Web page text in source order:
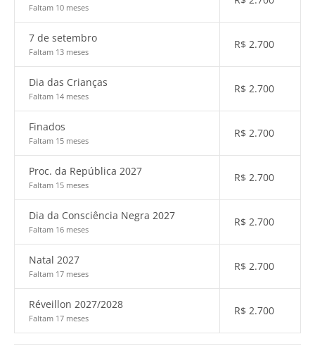
Faltam 10 meses
7 de setembro
Faltam 13 meses
R$ 2.700
Dia das Crianças
Faltam 14 meses
R$ 2.700
Finados
Faltam 15 meses
R$ 2.700
Proc. da República 2027
Faltam 15 meses
R$ 2.700
Dia da Consciência Negra 2027
Faltam 16 meses
R$ 2.700
Natal 2027
Faltam 17 meses
R$ 2.700
Réveillon 2027/2028
Faltam 17 meses
R$ 2.700